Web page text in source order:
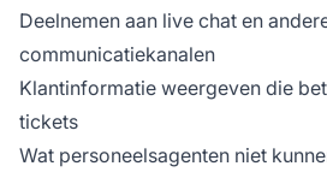
Deelnemen aan live chat en
communicatiekanalen
Klantinformatie weergeven die
tickets
Wat personeelsagenten niet